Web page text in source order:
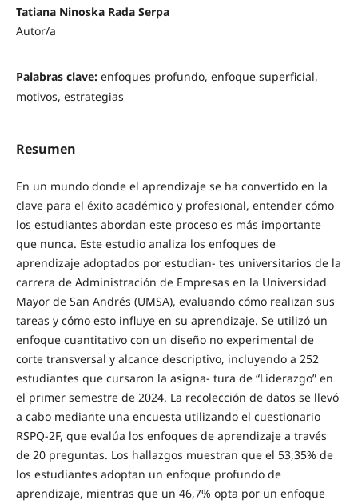
Tatiana Ninoska Rada Serpa
Autor/a
Palabras clave: enfoques profundo, enfoque superficial,
motivos, estrategias
Resumen
En un mundo donde el aprendizaje se ha convertido en la
clave para el éxito académico y profesional, entender cómo
los estudiantes abordan este proceso es más importante
que nunca. Este estudio analiza los enfoques de
aprendizaje adoptados por estudian- tes universitarios de la
carrera de Administración de Empresas en la Universidad
Mayor de San Andrés (UMSA), evaluando cómo realizan sus
tareas y cómo esto influye en su aprendizaje. Se utilizó un
enfoque cuantitativo con un diseño no experimental de
corte transversal y alcance descriptivo, incluyendo a 252
estudiantes que cursaron la asigna- tura de “Liderazgo” en
el primer semestre de 2024. La recolección de datos se llevó
a cabo mediante una encuesta utilizando el cuestionario
RSPQ-2F, que evalúa los enfoques de aprendizaje a través
de 20 preguntas. Los hallazgos muestran que el 53,35% de
los estudiantes adoptan un enfoque profundo de
aprendizaje, mientras que un 46,7% opta por un enfoque